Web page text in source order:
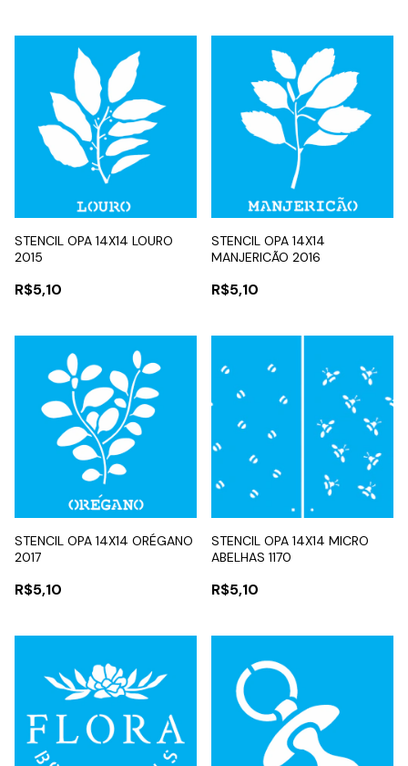
STENCIL OPA 14X14 LOURO
2015
R$5,10
STENCIL OPA 14X14
MANJERICÃO 2016
R$5,10
STENCIL OPA 14X14 ORÉGANO
2017
R$5,10
STENCIL OPA 14X14 MICRO
ABELHAS 1170
R$5,10